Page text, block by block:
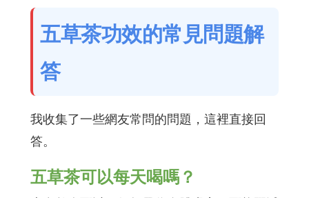
五草茶功效的常見問題解
答
我收集了一些網友常問的問題，這裡直接回
答。
五草茶可以每天喝嗎？